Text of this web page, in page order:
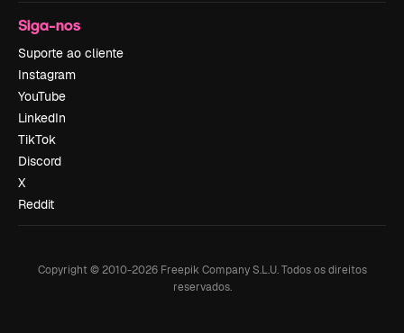
Siga-nos
Suporte ao cliente
Instagram
YouTube
LinkedIn
TikTok
Discord
X
Reddit
Copyright © 2010-2026Freepik Company S.L.U. Todos os direitos
reservados.